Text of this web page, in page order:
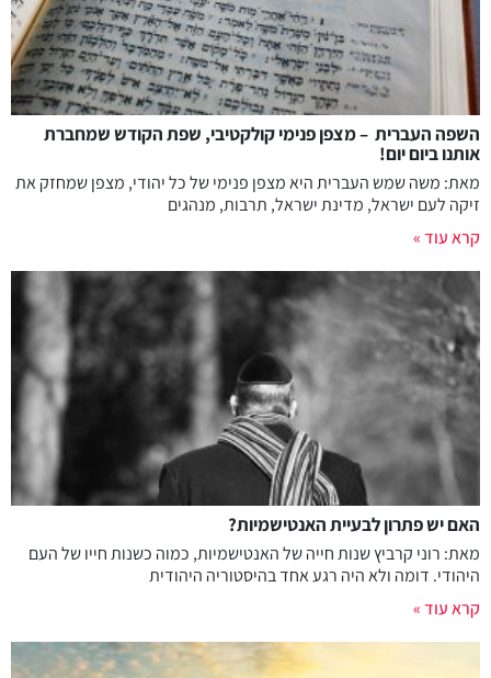
השפה העברית – מצפן פנימי קולקטיבי, שפת הקודש שמחברת
אותנו ביום יום!
מאת: משה שמש העברית היא מצפן פנימי של כל יהודי, מצפן שמחזק את
זיקה לעם ישראל, מדינת ישראל, תרבות, מנהגים
קרא עוד »
האם יש פתרון לבעיית האנטישמיות?
מאת: רוני קרביץ שנות חייה של האנטישמיות, כמוה כשנות חייו של העם
היהודי. דומה ולא היה רגע אחד בהיסטוריה היהודית
קרא עוד »